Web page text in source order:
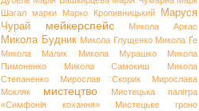
Шагал марки Марко Кропивницький
Маруся
Чурай
мейкерспейс Микола Аркас
Микола Будник Микола Глущенко Микола Ґе
Микола Малик
Микола Мурашко
Микола
Пимоненко
Микола Самокиш
Микола
Степаненко
Мирослав Скорик
Мирослава
Мокляк
мистецтво
Мистецька палітра
«Симфонія кохання»
Мистецьке гроно